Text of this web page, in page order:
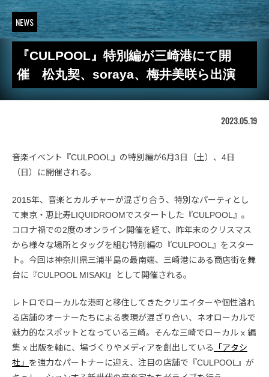
NEWS
『CULPOOL』特別編が三崎港にて開
催 松丸契、soraya、梅井美咲ら出演
2023.05.19
音楽イベント『CULPOOL』の特別編が6月3日（土）、4日
（日）に開催される。
2015年、音楽とカルチャーが混ざり合う、特別なパーティとし
て東京・恵比寿LIQUIDROOMでスタートした『CULPOOL』。
コロナ禍での2度のオンライン開催を経て、昨年末のクリスマス
から様々な場所とタッグを組む特別編の『CULPOOL』をスター
ト。今回は神奈川県三浦半島の最南端、三崎港にある商店街を舞
台に『CULPOOL MISAKI』として開催される。
レトロでローカルな港町と移住してきたクリエイターや個性溢れ
る店舗のオーナーたちによる表現が混ざり合い、ネオローカルで
魅力的なスポットとなっている三崎。そんな三崎でローカル x 編
集 x 出版を軸に、場づくりやメディアを創出している
「アタシ
社」 を強力なパートナーに迎え、注目の店舗で『CULPOOL』が